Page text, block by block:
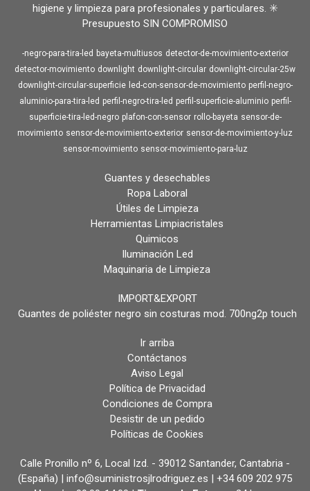
higiene y limpieza para profesionales y particulares. ✳️
Presupuesto SIN COMPROMISO
-negro-para-tira-led bayeta-multiusos detector-de-movimiento-exterior
detector-movimiento downlight downlight-circular downlight-circular-25w
downlight-circular-superficie
led-con-sensor-de-movimiento perfil-negro-
aluminio-para-tira-led perfil-negro-tira-led perfil-superficie-aluminio perfil-
superficie-tira-led-negro plafon-con-sensor rollo-bayeta sensor-de-
movimiento sensor-de-movimiento-exterior sensor-de-movimiento-y-luz
sensor-movimiento sensor-movimiento-para-luz
Guantes y desechables
Ropa Laboral
Útiles de Limpieza
Herramientas Limpiacristales
Quimicos
Iluminación Led
Maquinaria de Limpieza
IMPORT&EXPORT
Guantes de poliéster negro sin costuras mod. 700ng2p touch
Ir arriba
Contáctanos
Aviso Legal
Política de Privacidad
Condiciones de Compra
Desistir de un pedido
Políticas de Cookies
Calle Pronillo nº 6, Local Izd. - 39012 Santander, Cantabria -
(España) | info@suministrosjlrodriguez.es | +34 609 202 975